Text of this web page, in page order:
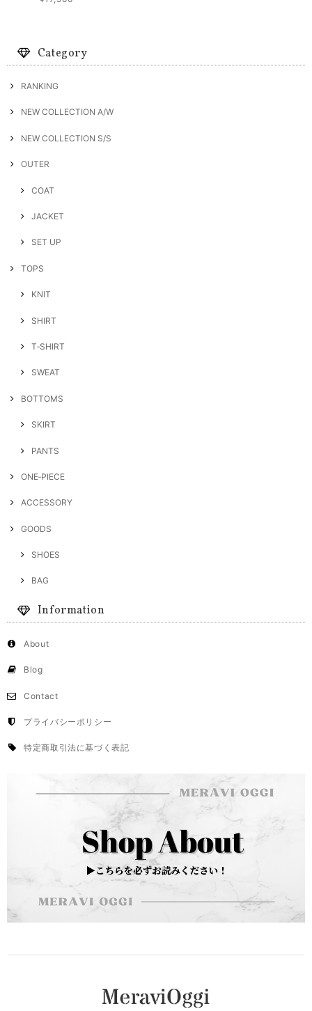
Category
RANKING
NEW COLLECTION A/W
NEW COLLECTION S/S
OUTER
COAT
JACKET
SET UP
TOPS
KNIT
SHIRT
T‐SHIRT
SWEAT
BOTTOMS
SKIRT
PANTS
ONE‐PIECE
ACCESSORY
GOODS
SHOES
BAG
Information
About
Blog
Contact
プライバシーポリシー
特定商取引法に基づく表記